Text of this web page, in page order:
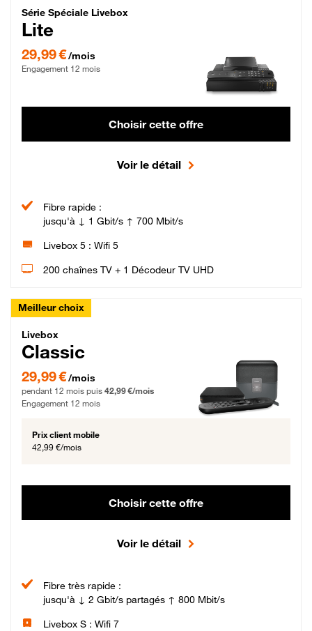
Série Spéciale Livebox Lite Fibre
Série Spéciale Livebox
Lite
29,99 €/mois
Engagement 12 mois
Choisir cette offre
Voir le détail
Fibre rapide :
jusqu'à ↓ 1 Gbit/s ↑ 700 Mbit/s
Livebox 5 : Wifi 5
200 chaînes TV + 1 Décodeur TV UHD
Meilleur choix
Livebox Classic Fibre
Livebox
Classic
29,99 € par mois pendant 12 mois puis 42,99 € par mois, Engagement 12 mois
29,99 €/mois
pendant 12 mois puis 42,99 €/mois
Engagement 12 mois
Prix client mobile
42,99 €/mois
Choisir cette offre
Voir le détail
Fibre très rapide :
jusqu'à ↓ 2 Gbit/s partagés ↑ 800 Mbit/s
Livebox S : Wifi 7